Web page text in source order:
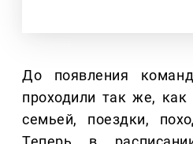
До появления
проходили так же, как
семьей, поездки,